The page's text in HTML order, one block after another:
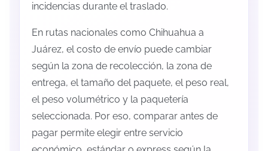
incidencias durante el traslado.
En rutas nacionales como Chihuahua a
Juárez, el costo de envío puede cambiar
según la zona de recolección, la zona de
entrega, el tamaño del paquete, el peso real,
el peso volumétrico y la paquetería
seleccionada. Por eso, comparar antes de
pagar permite elegir entre servicio